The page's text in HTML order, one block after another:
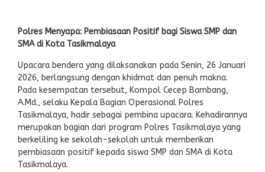
Polres Menyapa: Pembiasaan Positif bagi Siswa SMP dan
SMA di Kota Tasikmalaya
Upacara bendera yang dilaksanakan pada Senin, 26 Januari
2026, berlangsung dengan khidmat dan penuh makna.
Pada kesempatan tersebut, Kompol Cecep Bambang,
A.Md., selaku Kepala Bagian Operasional Polres
Tasikmalaya, hadir sebagai pembina upacara. Kehadirannya
merupakan bagian dari program Polres Tasikmalaya yang
berkeliling ke sekolah-sekolah untuk memberikan
pembiasaan positif kepada siswa SMP dan SMA di Kota
Tasikmalaya.